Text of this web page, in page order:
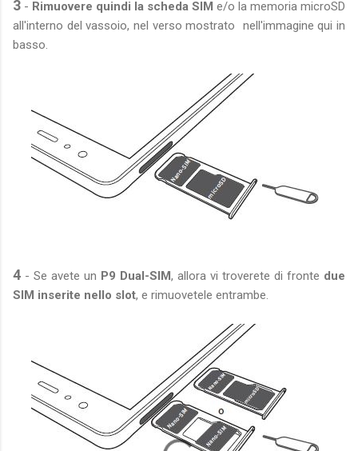
3 - Rimuovere quindi la scheda SIM e/o la memoria microSD
all'interno del vassoio, nel verso mostrato nell'immagine qui in
basso.
4 - Se avete un P9 Dual-SIM, allora vi troverete di fronte due
SIM inserite nello slot, e rimuovetele entrambe.